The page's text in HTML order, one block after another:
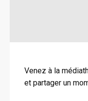
Venez à la
et partager un